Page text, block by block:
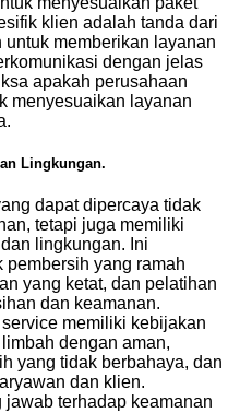
klien adalah tanda dari
memberikan layanan
dengan jelas
apakah perusahaan
menyesuaikan layanan
Lingkungan.
dapat dipercaya tidak
tetapi juga memiliki
lingkungan. Ini
pembersih yang ramah
yang ketat, dan pelatihan
dan keamanan.
memiliki kebijakan
dengan aman,
yang tidak berbahaya, dan
dan klien.
terhadap keamanan